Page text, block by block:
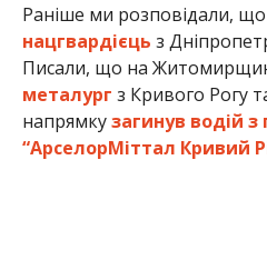
Раніше ми розповідали,
нацгвардієць з
Писали, що на
металург з Кривого Рогу
напрямкузагинув водій
“АрселорМіттал Кривий